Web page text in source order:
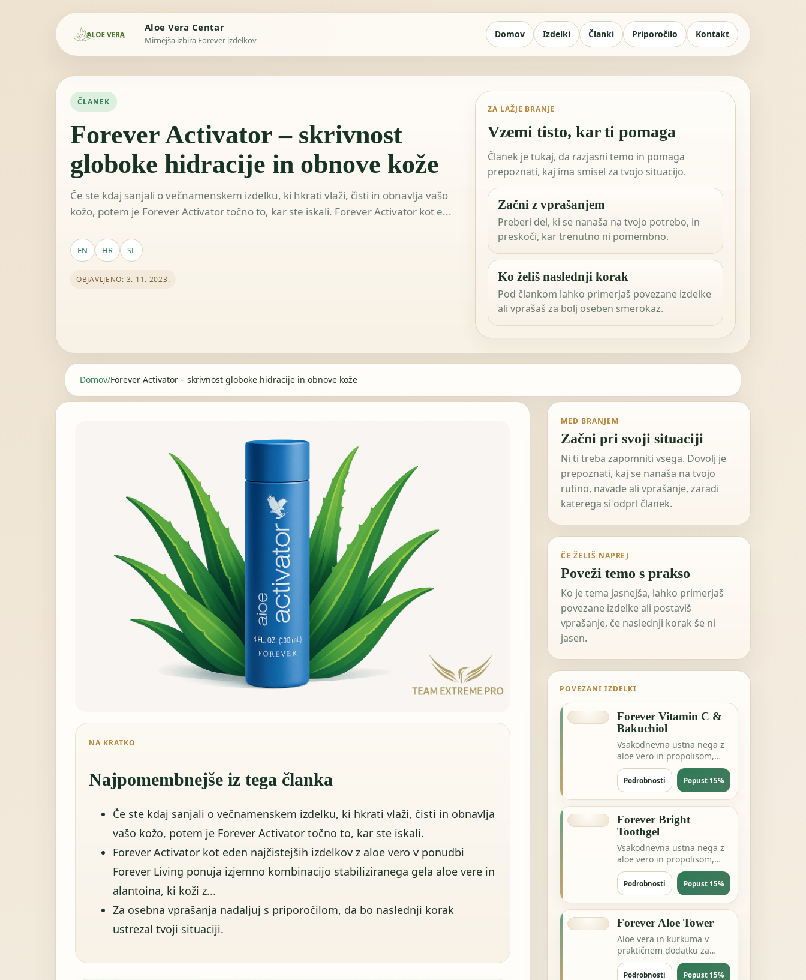
Aloe Vera Centar
Mirnejša izbira Forever izdelkov
Domov Izdelki Članki Priporočilo Kontakt
ČLANEK
Forever Activator – skrivnost
globoke hidracije in obnove kože
Če ste kdaj sanjali o večnamenskem izdelku, ki hkrati vlaži, čisti in obnavlja vašo
kožo, potem je Forever Activator točno to, kar ste iskali. Forever Activator kot e...
EN HR SL
OBJAVLJENO: 3. 11. 2023.
ZA LAŽJE BRANJE
Vzemi tisto, kar ti pomaga
Članek je tukaj, da razjasni temo in pomaga
prepoznati, kaj ima smisel za tvojo situacijo.
Začni z vprašanjem
Preberi del, ki se nanaša na tvojo potrebo, in
preskoči, kar trenutno ni pomembno.
Ko želiš naslednji korak
Pod člankom lahko primerjaš povezane izdelke
ali vprašaš za bolj oseben smerokaz.
Domov/Forever Activator – skrivnost globoke hidracije in obnove kože
NA KRATKO
Najpomembnejše iz tega članka
Če ste kdaj sanjali o večnamenskem izdelku, ki hkrati vlaži, čisti in obnavlja
vašo kožo, potem je Forever Activator točno to, kar ste iskali.
Forever Activator kot eden najčistejših izdelkov z aloe vero v ponudbi
Forever Living ponuja izjemno kombinacijo stabiliziranega gela aloe vere in
alantoina, ki koži z...
Za osebna vprašanja nadaljuj s priporočilom, da bo naslednji korak
ustrezal tvoji situaciji.
MED BRANJEM
Začni pri svoji situaciji
Ni ti treba zapomniti vsega. Dovolj je
prepoznati, kaj se nanaša na tvojo
rutino, navade ali vprašanje, zaradi
katerega si odprl članek.
ČE ŽELIŠ NAPREJ
Poveži temo s prakso
Ko je tema jasnejša, lahko primerjaš
povezane izdelke ali postaviš
vprašanje, če naslednji korak še ni
jasen.
POVEZANI IZDELKI
Forever Vitamin C &
Bakuchiol
Vsakodnevna ustna nega z
aloe vero in propolisom,
brez zapletanja rutine.
Podrobnosti Popust 15%
Forever Bright
Toothgel
Vsakodnevna ustna nega z
aloe vero in propolisom,
brez zapletanja rutine.
Podrobnosti Popust 15%
Forever Aloe Tower
Aloe vera in kurkuma v
praktičnem dodatku za
prebavo, sklepe ali dnevno
ravnovesje.
Podrobnosti Popust 15%